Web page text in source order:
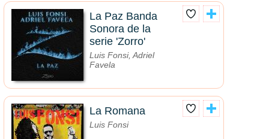
La Paz Banda
Sonora de la
serie 'Zorro'
Luis Fonsi, Adriel
Favela
La Romana
Luis Fonsi